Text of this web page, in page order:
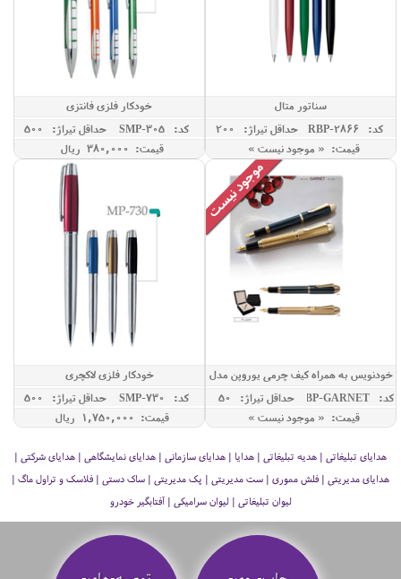
سناتور متال
کد: RBP-2866
حداقل تيراژ: 200
قیمت: « موجود نیست »
خودکار فلزی فانتزی
کد: SMP-305
حداقل تيراژ: 500
قیمت: 380,000 ريال
خودنویس به همراه کیف چرمی یوروپن مدل
GARNET
کد: GBP-GARNET
حداقل تيراژ: 50
قیمت: « موجود نیست »
خودکار فلزی لاکچری
کد: SMP-730
حداقل تيراژ: 500
قیمت: 1,750,000 ريال
هدایای تبلیغاتی | هدیه تبلیغاتی | هدایا | هدایای سازمانی | هدایای نمایشگاهی | هدایای شرکتی |
هدایای مدیریتی | فلش مموری | ست مدیریتی | پک مدیریتی | ساک دستی | فلاسک و تراول ماگ |
لیوان تبلیغاتی | لیوان سرامیکی | آفتابگیر خودرو